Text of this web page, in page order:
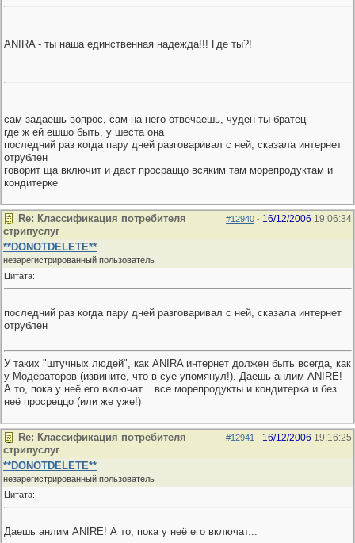
ANIRA - ты наша единственная надежда!!! Где ты?!
сам задаешь вопрос, сам на него отвечаешь, чуден ты братец
где ж ей ешшо быть, у шеста она
последний раз когда пару дней разговаривал с ней, сказала интернет
отрублен
говорит ща включит и даст просраццо всяким там морепродуктам и
кондитерке
#12940 - 16/12/2006 19:06:34
Re: Классификация потребителя
стрипуслуг
**DONOTDELETE**
незарегистрированный пользователь
Цитата:
последний раз когда пару дней разговаривал с ней, сказала интернет
отрублен
У таких "штучных людей", как ANIRA интернет должен быть всегда, как
у Модераторов (извините, что в суе упомянул!). Даешь анлим ANIRE!
А то, пока у неё его включат... все морепродукты и кондитерка и без
неё просреццо (или же уже!)
#12941 - 16/12/2006 19:16:25
Re: Классификация потребителя
стрипуслуг
**DONOTDELETE**
незарегистрированный пользователь
Цитата:
Даешь анлим ANIRE! А то, пока у неё его включат...